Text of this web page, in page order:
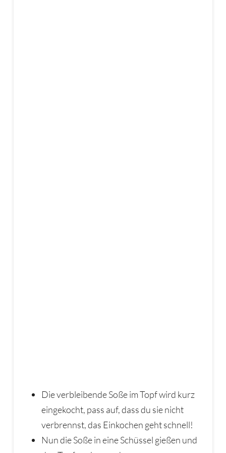
Die verbleibende Soße im Topf wird kurz
eingekocht, pass auf, dass du sie nicht
verbrennst, das Einkochen geht schnell!
Nun die Soße in eine Schüssel gießen und